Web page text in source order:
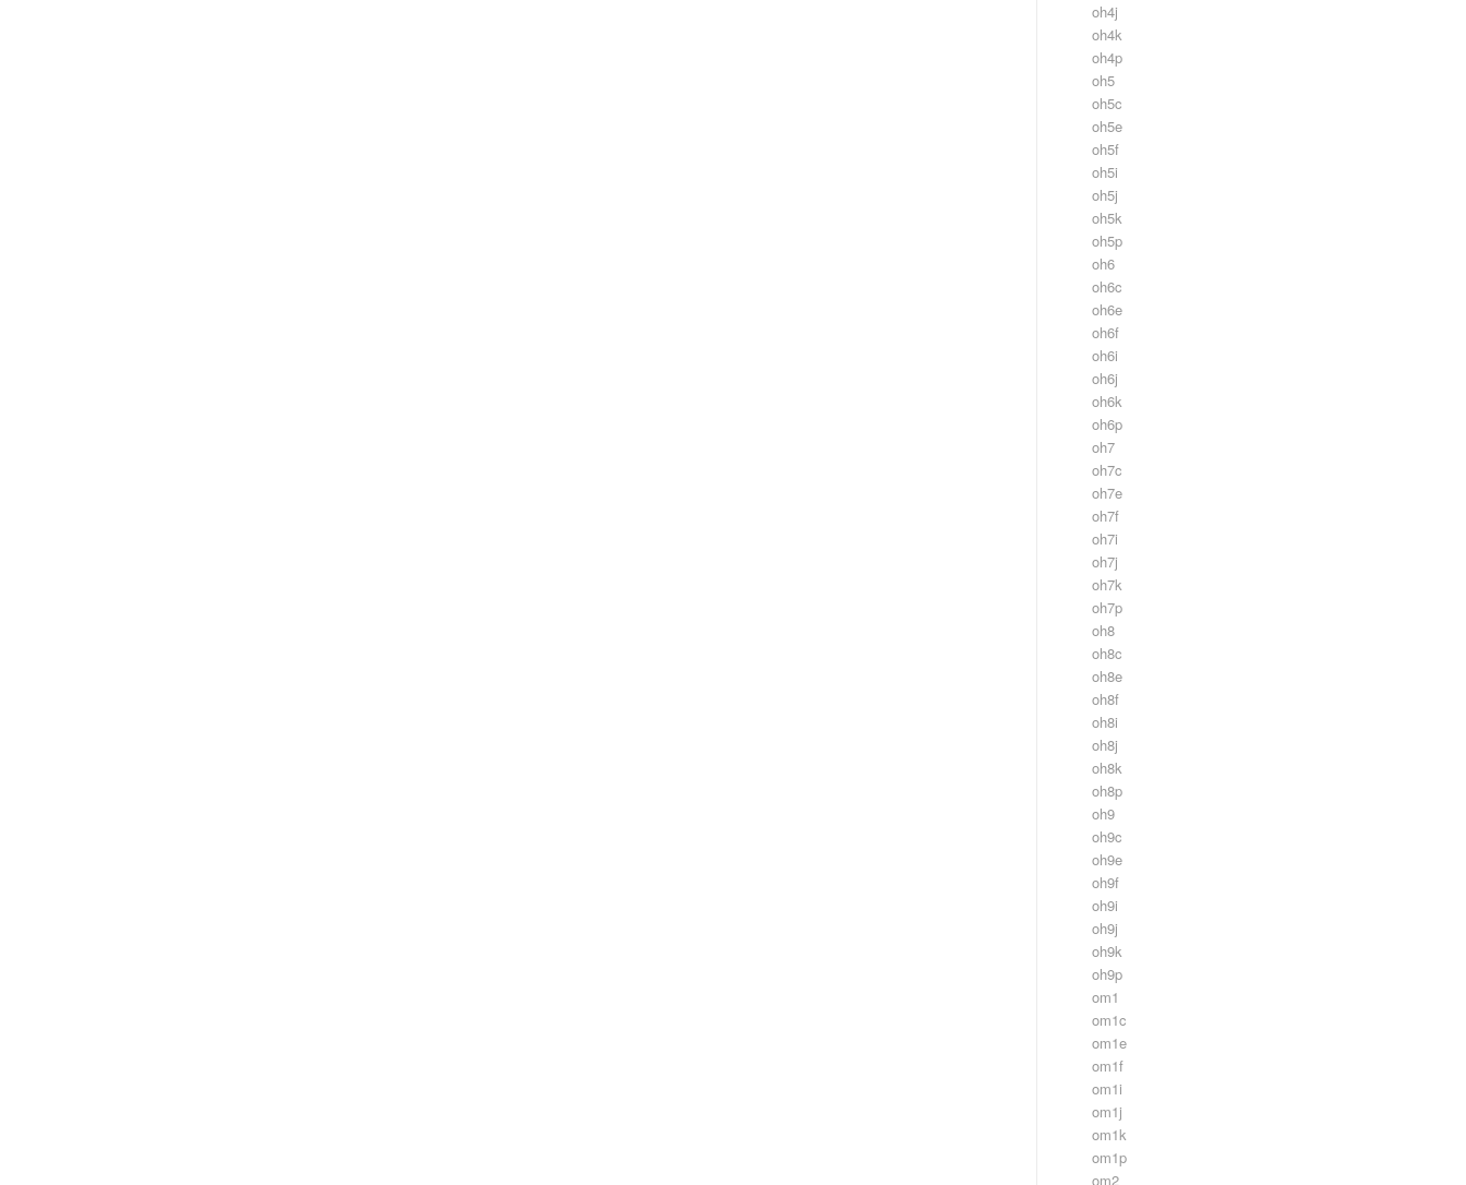
oh4j
oh4k
oh4p
oh5
oh5c
oh5e
oh5f
oh5i
oh5j
oh5k
oh5p
oh6
oh6c
oh6e
oh6f
oh6i
oh6j
oh6k
oh6p
oh7
oh7c
oh7e
oh7f
oh7i
oh7j
oh7k
oh7p
oh8
oh8c
oh8e
oh8f
oh8i
oh8j
oh8k
oh8p
oh9
oh9c
oh9e
oh9f
oh9i
oh9j
oh9k
oh9p
om1
om1c
om1e
om1f
om1i
om1j
om1k
om1p
om2